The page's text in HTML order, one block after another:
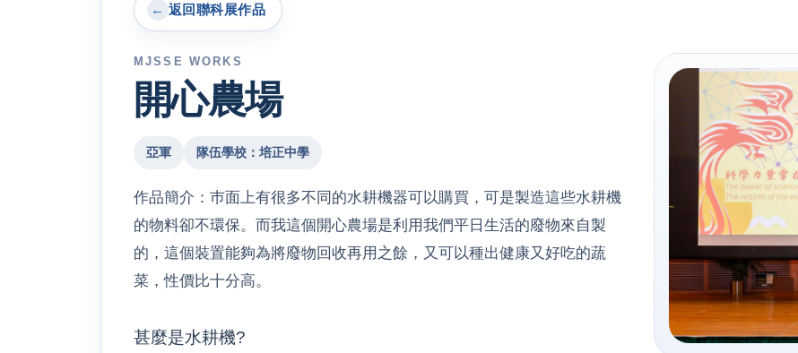
← 返回聯科展作品
MJSSE WORKS
開心農場
亞軍 隊伍學校：培正中學
作品簡介：巿面上有很多不同的水耕機器可以購買，可是製造這些水耕機
的物料卻不環保。而我這個開心農場是利用我們平日生活的廢物來自製
的，這個裝置能夠為將廢物回收再用之餘，又可以種出健康又好吃的蔬
菜，性價比十分高。
甚麼是水耕機?